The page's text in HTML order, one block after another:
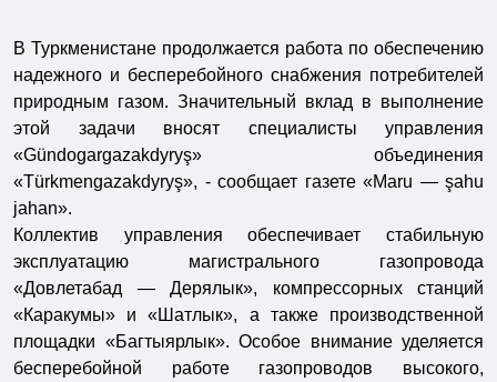
В Туркменистане продолжается работа по обеспечению
надежного и бесперебойного снабжения потребителей
природным газом. Значительный вклад в выполнение
этой задачи вносят специалисты управления
«Gündogargazakdyryş» объединения
«Türkmengazakdyryş», - сообщает газете «Maru — şahu
jahan».
Коллектив управления обеспечивает стабильную
эксплуатацию магистрального газопровода
«Довлетабад — Дерялык», компрессорных станций
«Каракумы» и «Шатлык», а также производственной
площадки «Багтыярлык». Особое внимание уделяется
бесперебойной работе газопроводов высокого,